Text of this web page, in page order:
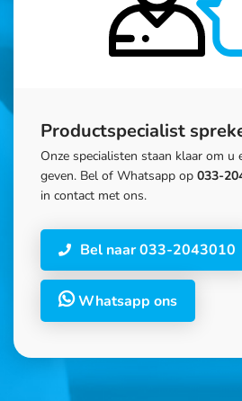
Productspecialist
Onze specialisten staan klaar om u
geven. Bel of Whatsapp op 033-
in contact met ons.
Bel naar 033-2043010
Whatsapp ons